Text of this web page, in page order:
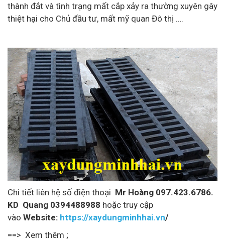
thành đắt và tình trạng mất cắp xảy ra thường xuyên gây
thiệt hại cho Chủ đầu tư, mất mỹ quan Đô thị ….
Chi tiết liên hệ số điện thoại Mr Hoàng 097.423.6786.
KD Quang 0394488988 hoặc truy cập
vào Website: https://xaydungminhhai.vn/
==> Xem thêm ;